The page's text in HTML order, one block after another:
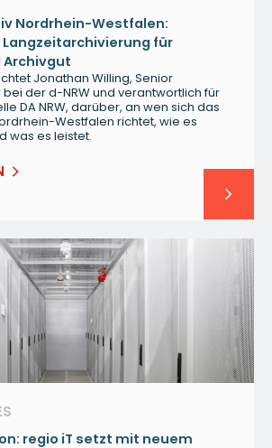
Nordrhein-Westfalen:
für
Jonathan Willing, Senior
der d-NRW und verantwortlich für
DA NRW, darüber, an wen sich das
Westfalen richtet, wie es
was es leistet.
regio iT setzt mit neuem